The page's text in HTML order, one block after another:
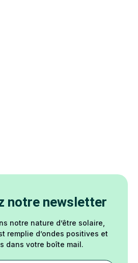
notre newsletter
notre nature d’être solaire,
remplie d’ondes positives et
dans votre boîte mail.